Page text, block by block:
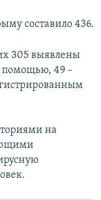
составило 436.
305 выявлены
49 –
на